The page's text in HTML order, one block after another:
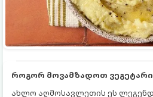
როგორ მოვამზადოთ
ახლო აღმოსავლეთის ეს